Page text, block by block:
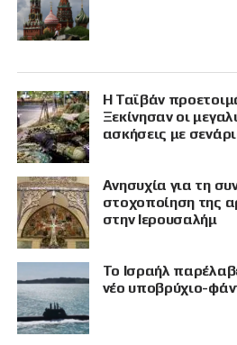
Η Ταϊβάν
Ξεκίνησαν οι
ασκήσεις με
Ανησυχία για τη
στοχοποίηση της
στην Ιερουσαλήμ
Το Ισραήλ
νέο υποβρύχιο-